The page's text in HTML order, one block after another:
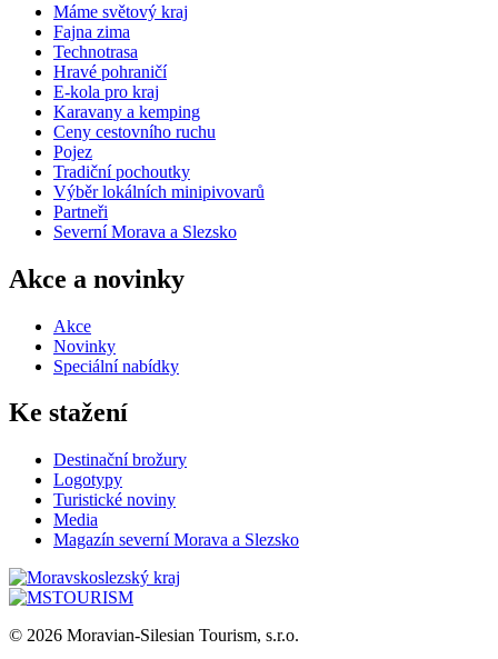
Máme světový kraj
Fajna zima
Technotrasa
Hravé pohraničí
E-kola pro kraj
Karavany a kemping
Ceny cestovního ruchu
Pojez
Tradiční pochoutky
Výběr lokálních minipivovarů
Partneři
Severní Morava a Slezsko
Akce a novinky
Akce
Novinky
Speciální nabídky
Ke stažení
Destinační brožury
Logotypy
Turistické noviny
Media
Magazín severní Morava a Slezsko
© 2026 Moravian-Silesian Tourism, s.r.o.